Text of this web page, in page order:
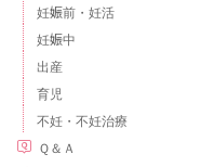
妊娠前・妊活
妊娠中
出産
育児
不妊・不妊治療
Ｑ＆Ａ